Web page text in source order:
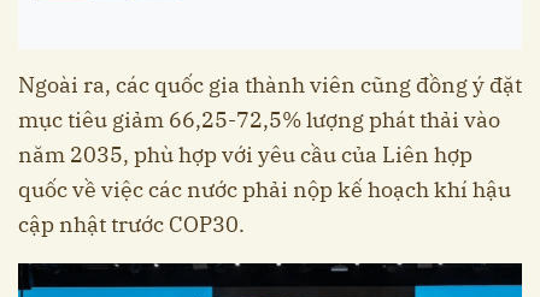
Ngoài ra, các quốc gia thành viên cũng đồng ý đặt
mục tiêu giảm 66,25-72,5% lượng phát thải vào
năm 2035, phù hợp với yêu cầu của Liên hợp
quốc về việc các nước phải nộp kế hoạch khí hậu
cập nhật trước COP30.